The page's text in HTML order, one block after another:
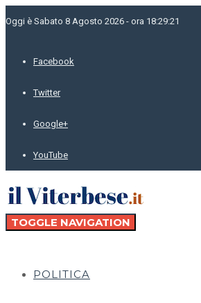
Oggi è Sabato 8 Agosto 2026 - ora 18:29:21
Facebook
Twitter
Google+
YouTube
TOGGLE NAVIGATION
POLITICA